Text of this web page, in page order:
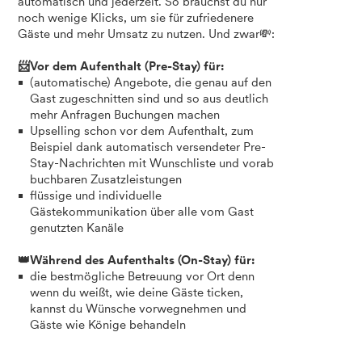
noch wenige Klicks, um sie für zufriedenere
Gäste und mehr Umsatz zu nutzen. Und zwar💸:
📨Vor dem Aufenthalt (Pre-Stay) für:
(automatische) Angebote, die genau auf den
Gast zugeschnitten sind und so aus deutlich
mehr Anfragen Buchungen machen
Upselling schon vor dem Aufenthalt, zum
Beispiel dank automatisch versendeter Pre-
Stay-Nachrichten mit Wunschliste und vorab
buchbaren Zusatzleistungen
flüssige und individuelle
Gästekommunikation über alle vom Gast
genutzten Kanäle
👑Während des Aufenthalts (On-Stay) für:
die bestmögliche Betreuung vor Ort denn
wenn du weißt, wie deine Gäste ticken,
kannst du Wünsche vorwegnehmen und
Gäste wie Könige behandeln